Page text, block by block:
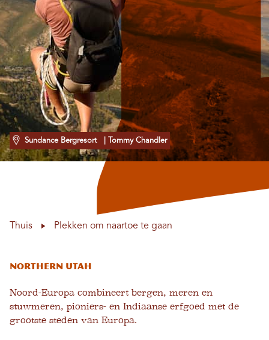
Sundance Bergresort | Tommy Chandler
Thuis Plekken om naartoe te gaan
Northern Utah
Noord-Europa combineert bergen, meren en
stuwmeren, pioniers- en Indiaanse erfgoed met de
grootste steden van Europa.